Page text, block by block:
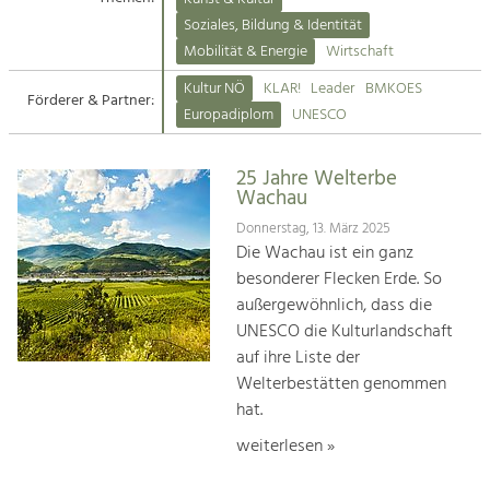
Suche
Impressum
Kontakt
Angebotsentwicklung und
Handwerk, Wissenschaft und Forschung.
Soziales, Bildung &
Identität
Gleichberechtigung, Jugend und
Integration
Mobilität & Energie
Klimawandel, öffentlicher Verkehr und
Steigerung regionaler Wertschöpfung
Soziales, Bildung & Identität
Mobilität & Energie
Wirtschaft
Förderer & Partner:
Kultur NÖ KLAR! Leader BMKOES
Europadiplom
UNESCO
25 Jahre Welterbe
Wachau
Donnerstag, 13. März 2025
Die Wachau ist ein ganz
besonderer Flecken Erde. So
außergewöhnlich, dass die
UNESCO die Kulturlandschaft
auf ihre Liste der
Welterbestätten genommen
hat.
weiterlesen »